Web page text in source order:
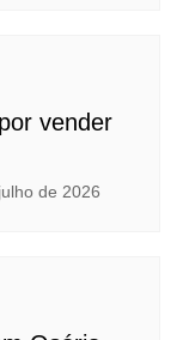
vender
de 2026